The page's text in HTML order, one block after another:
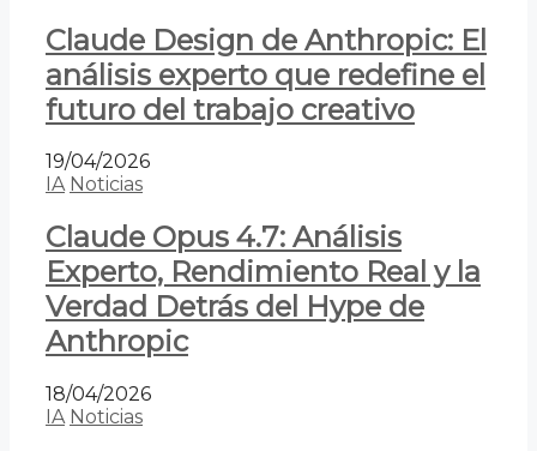
Claude Design de Anthropic: El
análisis experto que redefine el
futuro del trabajo creativo
19/04/2026
IA Noticias
Claude Opus 4.7: Análisis
Experto, Rendimiento Real y la
Verdad Detrás del Hype de
Anthropic
18/04/2026
IA Noticias